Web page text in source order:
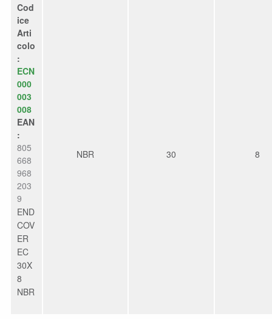
Cod
ice
Arti
colo
:
ECN
000
003
008
EAN
:
805
668
968
203
9
END
COV
ER
EC
30X
8
NBR
NBR 30 8